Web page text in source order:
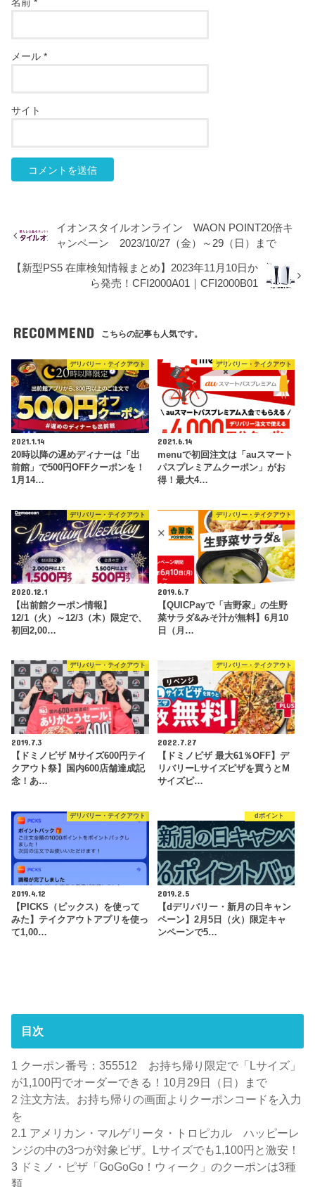
メール*
サイト
イオンスタイルオンライン WAON POINT20倍キ
ャンペーン 2023/10/27（金）～29（日）まで
【新型PS5 在庫検知情報まとめ】2023年11月10日か
ら発売！CFI2000A01｜CFI2000B01
RECOMMEND こちらの記事も人気です。
デリバリー・テイクアウト
2021.1.14
20時以降の遅めディナーは「出
前館」で500円OFFクーポンを！
1月14…
デリバリー・テイクアウト
2021.6.14
menuで初回注文は「auスマート
パスプレミアムクーポン」がお
得！最大4…
デリバリー・テイクアウト
2020.12.1
【出前館クーポン情報】
12/1（火）～12/3（木）限定で、
初回2,00…
デリバリー・テイクアウト
2019.6.7
【QUICPayで「吉野家」の生野
菜サラダ&みそ汁が無料】6月10
日（月…
デリバリー・テイクアウト
2019.7.3
【ドミノピザ Mサイズ600円テイ
クアウト祭】国内600店舗達成記
念！あ…
デリバリー・テイクアウト
2022.7.27
【ドミノピザ 最大61％OFF】デ
リバリーLサイズピザを買うとM
サイズピ…
デリバリー・テイクアウト
2019.4.12
【PICKS（ピックス）を使って
みた】テイクアウトアプリを使っ
て1,00…
dポイント
2019.2.5
【dデリバリー・新月の日キャン
ペーン】2月5日（火）限定キャ
ンペーンで5…
目次
1 クーポン番号：355512 お持ち帰り限定で「Lサイズ」
が1,100円でオーダーできる！10月29日（日）まで
2 注文方法。お持ち帰りの画面よりクーポンコードを入力
を
2.1 アメリカン・マルゲリータ・トロピカル ハッピーレ
ンジの中の3つが対象ピザ。Lサイズでも1,100円と激安！
3 ドミノ・ピザ「GoGoGo！ウィーク」のクーポンは3種
類